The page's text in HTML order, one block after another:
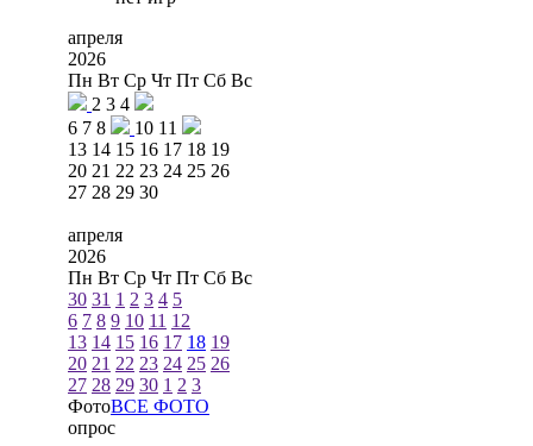
апреля
2026
Пн Вт Ср Чт Пт Сб Вс
2 3 4
6 7 8 10 11
13 14 15 16 17 18 19
20 21 22 23 24 25 26
27 28 29 30
апреля
2026
Пн Вт Ср Чт Пт Сб Вс
30 31 1 2 3 4 5
6 7 8 9 10 11 12
13 14 15 16 17 18 19
20 21 22 23 24 25 26
27 28 29 30 1 2 3
ФотоВСЕ ФОТО
опрос